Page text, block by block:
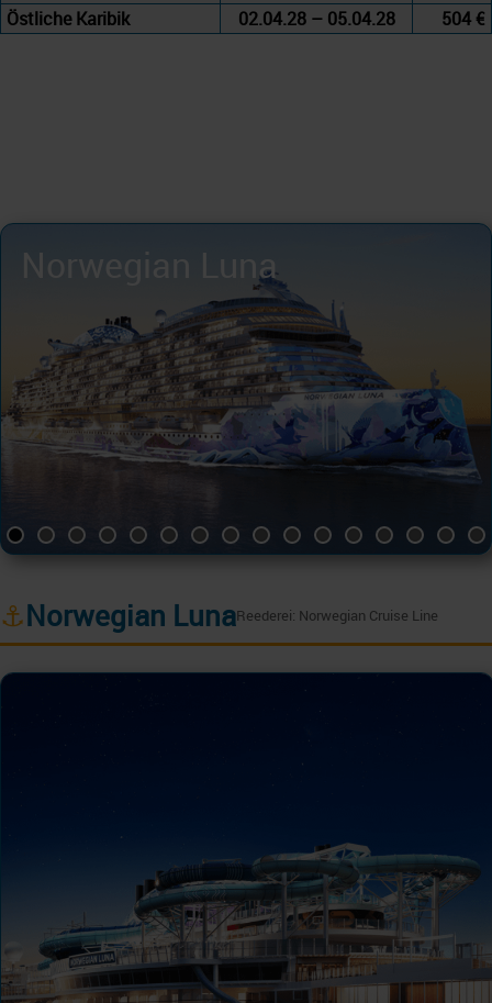
Östliche Karibik
02.04.28 – 05.04.28 504 €
Norwegian Luna
⚓Norwegian LunaReederei: Norwegian Cruise Line